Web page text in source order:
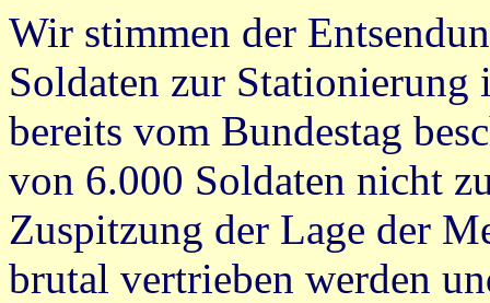
Wir stimmen der
Soldaten zur
bereits vom Bundestag
von 6.000 Soldaten nicht
Zuspitzung der Lage der
brutal vertrieben werden